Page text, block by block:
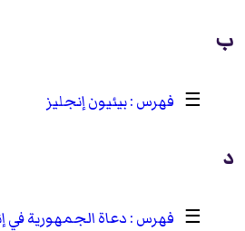
ب
☰ بيئيون إنجليز
د
☰ دعاة الجمهورية في